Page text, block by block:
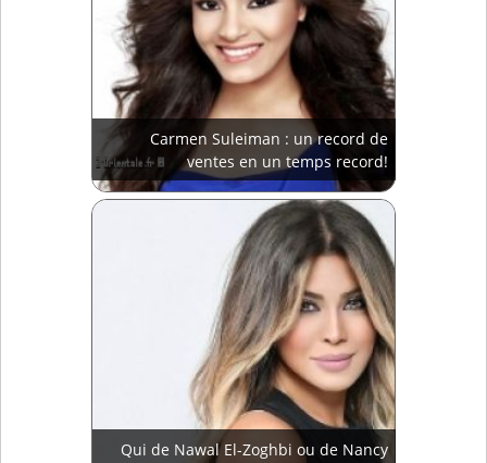
Carmen Suleiman : un record de
ventes en un temps record!
Qui de Nawal El-Zoghbi ou de Nancy